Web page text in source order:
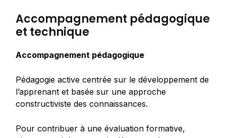
Accompagnement pédagogique
et technique
Accompagnement pédagogique
Pédagogie active centrée sur le développement de
l’apprenant et basée sur une approche
constructiviste des connaissances.
Pour contribuer à une évaluation formative,